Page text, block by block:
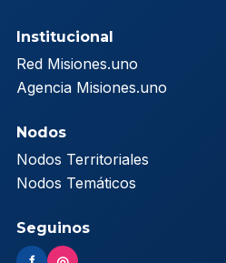
Institucional
Red Misiones.uno
Agencia Misiones.uno
Nodos
Nodos Territoriales
Nodos Temáticos
Seguinos